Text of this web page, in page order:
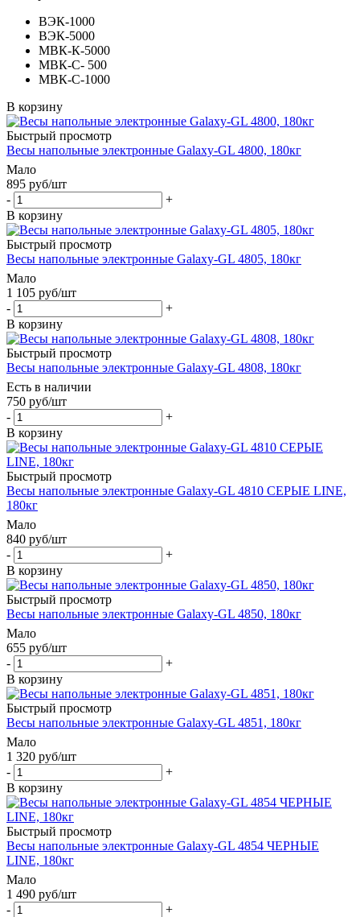
ВЭК-1000
ВЭК-5000
МВК-К-5000
МВК-С- 500
МВК-С-1000
В корзину
Быстрый просмотр
Весы напольные электронные Galaxy-GL 4800, 180кг
Мало
895 руб/шт
-
+
В корзину
Быстрый просмотр
Весы напольные электронные Galaxy-GL 4805, 180кг
Мало
1 105 руб/шт
-
+
В корзину
Быстрый просмотр
Весы напольные электронные Galaxy-GL 4808, 180кг
Есть в наличии
750 руб/шт
-
+
В корзину
Быстрый просмотр
Весы напольные электронные Galaxy-GL 4810 СЕРЫЕ LINE,
180кг
Мало
840 руб/шт
-
+
В корзину
Быстрый просмотр
Весы напольные электронные Galaxy-GL 4850, 180кг
Мало
655 руб/шт
-
+
В корзину
Быстрый просмотр
Весы напольные электронные Galaxy-GL 4851, 180кг
Мало
1 320 руб/шт
-
+
В корзину
Быстрый просмотр
Весы напольные электронные Galaxy-GL 4854 ЧЕРНЫЕ
LINE, 180кг
Мало
1 490 руб/шт
-
+